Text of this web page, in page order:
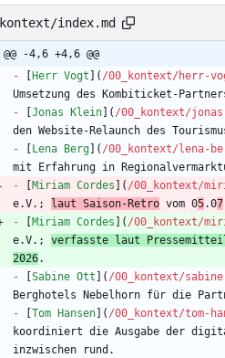
index.md
@@ -4,6 +4,6 @@
-
Herr Vogt ]( /00_kontext/herr-
-
Jonas Klein ]( /00_kontext/
-
Lena Berg ]( /00_kontext/lena-
-
Miriam Cordes ]( /00_kontext/
e.V.;
laut Saison-Retro vom 05.07
-
Miriam Cordes ]( /00_kontext/
e.V.; verfasste laut
2026
-
Sabine Ott ]( /00_kontext/
-
Tom Hansen ]( /00_kontext/tom-
koordiniert die Ausgabe der
inzwischen rund.